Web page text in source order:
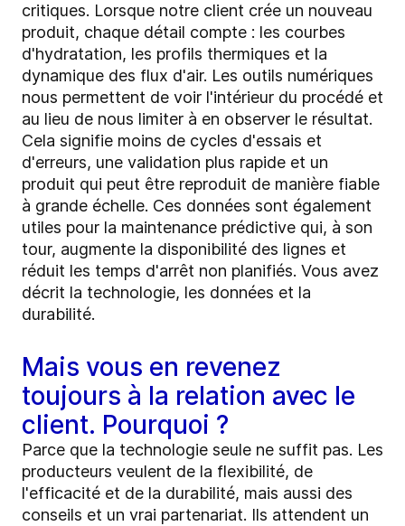
critiques. Lorsque notre client crée un nouveau
produit, chaque détail compte : les courbes
d'hydratation, les profils thermiques et la
dynamique des flux d'air. Les outils numériques
nous permettent de voir l'intérieur du procédé et
au lieu de nous limiter à en observer le résultat.
Cela signifie moins de cycles d'essais et
d'erreurs, une validation plus rapide et un
produit qui peut être reproduit de manière fiable
à grande échelle. Ces données sont également
utiles pour la maintenance prédictive qui, à son
tour, augmente la disponibilité des lignes et
réduit les temps d'arrêt non planifiés. Vous avez
décrit la technologie, les données et la
durabilité.
Mais vous en revenez
toujours à la relation avec le
client. Pourquoi ?
Parce que la technologie seule ne suffit pas. Les
producteurs veulent de la flexibilité, de
l'efficacité et de la durabilité, mais aussi des
conseils et un vrai partenariat. Ils attendent un